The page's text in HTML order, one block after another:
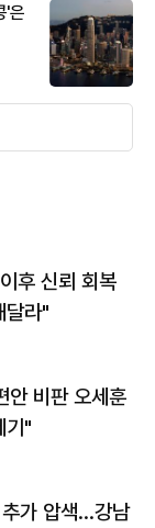
'은
후 신뢰 회복
달라"
안 비판 오세훈
기"
가 압색…강남